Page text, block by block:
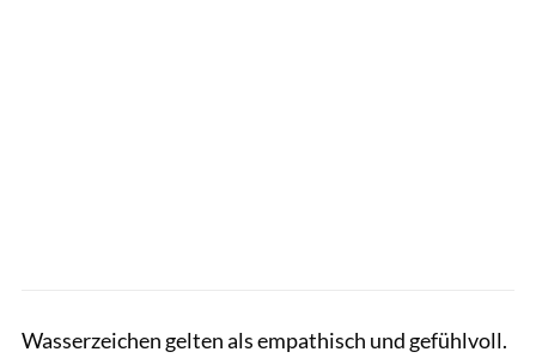
Wasserzeichen gelten als empathisch und gefühlvoll.